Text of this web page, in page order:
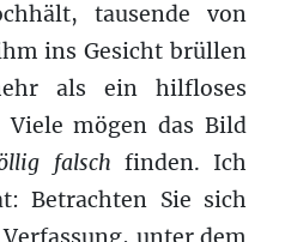
tausende von
ins Gesicht brüllen
als ein hilfloses
mögen das Bild
falsch finden. Ich
Betrachten Sie sich